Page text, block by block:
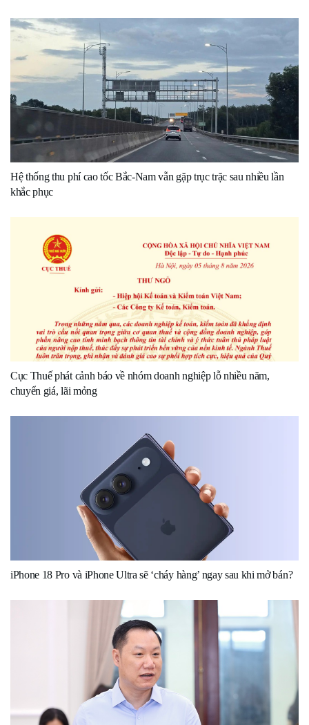
Hệ thống thu phí cao tốc Bắc-Nam vẫn gặp trục trặc sau nhiều lần
khắc phục
Cục Thuế phát cảnh báo về nhóm doanh nghiệp lỗ nhiều năm,
chuyển giá, lãi mỏng
iPhone 18 Pro và iPhone Ultra sẽ ‘cháy hàng’ ngay sau khi mở bán?